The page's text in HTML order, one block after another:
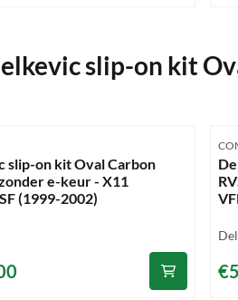
slip-on kit
slip-on kit Oval Carbon
e-keur - X11
(1999-2002)